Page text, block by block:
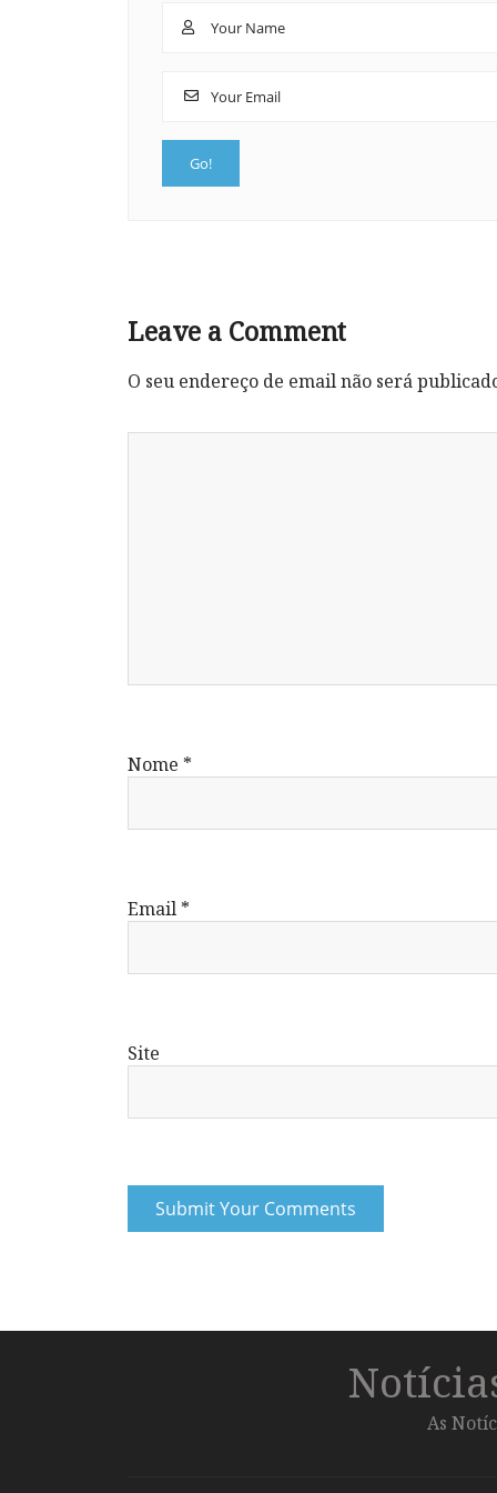
Leave a Comment
O seu endereço de email não será
Nome *
Email *
Site
As